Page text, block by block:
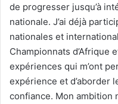
de progresser jusqu’à
nationale. J’ai déjà
nationales et
Championnats d’Afrique
expériences qui m’ont
expérience et d’aborder
confiance. Mon ambition